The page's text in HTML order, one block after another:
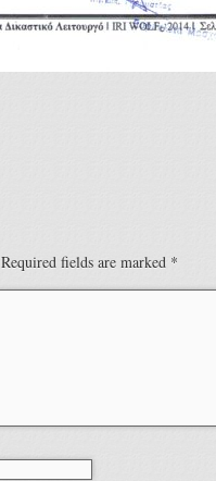
Required fields are marked *